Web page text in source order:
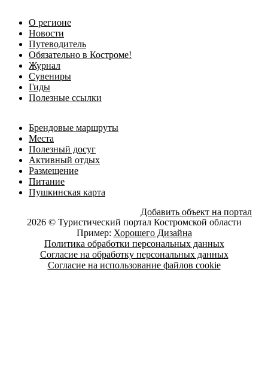
О регионе
Новости
Путеводитель
Обязательно в Костроме!
Журнал
Сувениры
Гиды
Полезные ссылки
Брендовые маршруты
Места
Полезный досуг
Активный отдых
Размещение
Питание
Пушкинская карта
Добавить объект на портал
2026 © Туристический портал Костромской области
Пример: Хорошего Дизайна
Политика обработки персональных данных
Согласие на обработку персональных данных
Согласие на использование файлов cookie